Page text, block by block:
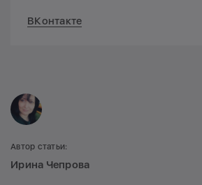
ВКонтакте
Автор статьи:
Ирина Чепрова